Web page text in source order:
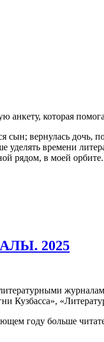
анкету, которая
вернулась дочь,
уделять времени
рядом, в моей
2025
Кузбасса»,
году больше